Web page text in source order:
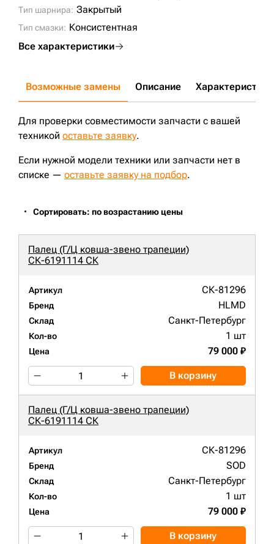
Тип шарнира: Закрытый
Тип смазки: Консистентная
Все характеристики
Возможные замены Описание Характеристики
Для проверки совместимости запчасти с вашей
техникой оставьте заявку.
Если нужной модели техники или запчасти нет в
списке — оставьте заявку на подбор.
Сортировать: по возрастанию цены
Палец (Г/Ц ковша-звено трапеции)
СК-6191114 СК
Артикул СК-81296
Бренд HLMD
Склад Санкт-Петербург
Кол-во 1 шт
Цена 79 000 ₽
В корзину
Палец (Г/Ц ковша-звено трапеции)
СК-6191114 СК
Артикул СК-81296
Бренд SOD
Склад Санкт-Петербург
Кол-во 1 шт
Цена 79 000 ₽
В корзину